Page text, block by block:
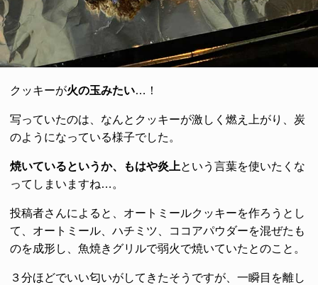
クッキーが火の玉みたい…！
写っていたのは、なんとクッキーが激しく燃え上がり、炭
のようになっている様子でした。
焼いているというか、もはや炎上という言葉を使いたくな
ってしまいますね…。
投稿者さんによると、オートミールクッキーを作ろうとし
て、オートミール、ハチミツ、ココアパウダーを混ぜたも
のを成形し、魚焼きグリルで弱火で焼いていたとのこと。
３分ほどでいい匂いがしてきたそうですが、一瞬目を離し